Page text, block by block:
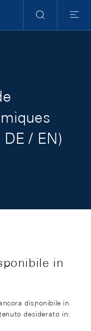
Ricerca
Menu
/ EN)
in
disponibile in
desiderato in: